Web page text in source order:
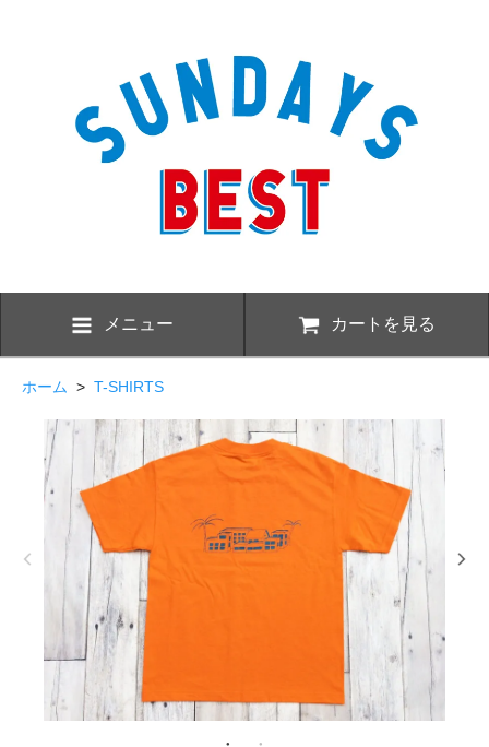
メニュー カートを見る
ホーム > T-SHIRTS